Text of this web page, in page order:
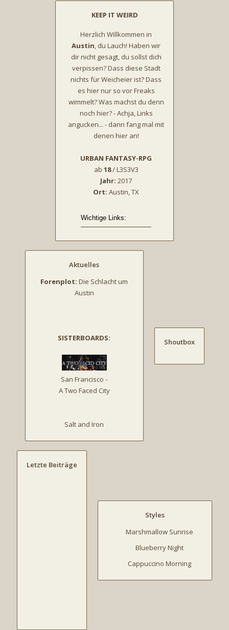
KEEP IT WEIRD
Herzlich Willkommen in
Austin, du Lauch! Haben wir
dir nicht gesagt, du sollst dich
verpissen? Dass diese Stadt
nichts für Weicheier ist? Dass
es hier nur so vor Freaks
wimmelt? Was machst du denn
noch hier? - Achja, Links
angucken... - dann fang mal mit
denen hier an!
URBAN FANTASY-RPG
ab 18/ L3S3V3
Jahr: 2017
Ort: Austin, TX
Aktuelles
Forenplot: Die Schlacht um
Austin
SISTERBOARDS:
San Francisco -
A Two Faced City
Salt and Iron
Shoutbox
Letzte Beiträge
Styles
Marshmallow Sunrise
Blueberry Night
Cappuccino Morning